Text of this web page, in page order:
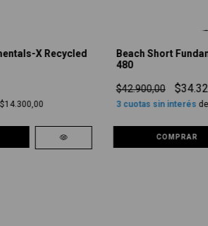
X Recycled
$14.300,00
Beach Short
480
$42.900,00
3cuotas sin interés
COMPRAR